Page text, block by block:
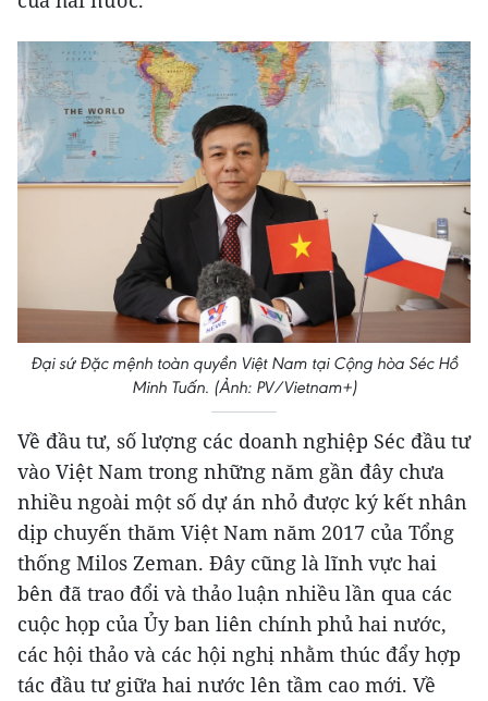
Đại sứ Đặc mệnh toàn quyền Việt Nam tại Cộng hòa Séc Hồ
Minh Tuấn. (Ảnh: PV/Vietnam+)
Về đầu tư, số lượng các doanh nghiệp Séc đầu tư
vào Việt Nam trong những năm gần đây chưa
nhiều ngoài một số dự án nhỏ được ký kết nhân
dịp chuyến thăm Việt Nam năm 2017 của Tổng
thống Milos Zeman. Đây cũng là lĩnh vực hai
bên đã trao đổi và thảo luận nhiều lần qua các
cuộc họp của Ủy ban liên chính phủ hai nước,
các hội thảo và các hội nghị nhằm thúc đẩy hợp
tác đầu tư giữa hai nước lên tầm cao mới. Về